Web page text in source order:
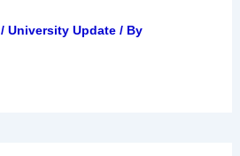
/ University Update/ By